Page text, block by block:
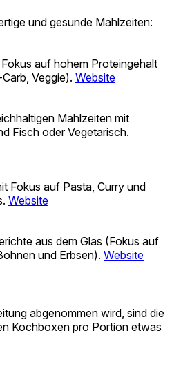
und gesunde Mahlzeiten:
auf hohem Proteingehalt
Veggie). Website
Mahlzeiten mit
Fisch oder Vegetarisch.
Fokus auf Pasta, Curry und
Website
aus dem Glas (Fokus auf
und Erbsen). Website
abgenommen wird, sind die
Kochboxen pro Portion etwas